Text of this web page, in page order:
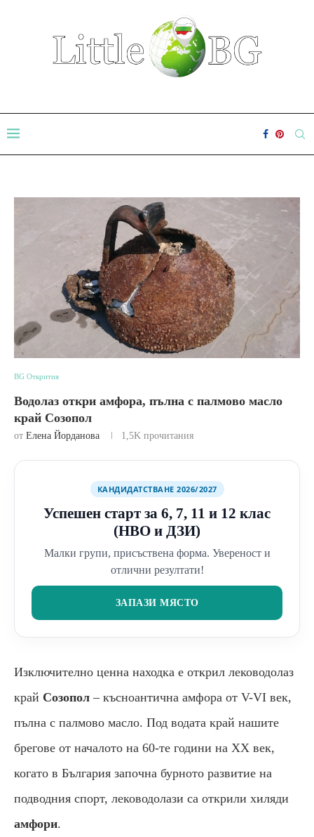
BG Открития
Водолаз откри амфора, пълна с палмово масло
край Созопол
от Елена Йорданова 1,5K прочитания
КАНДИДАТСТВАНЕ 2026/2027
Успешен старт за 6, 7, 11 и 12 клас
(НВО и ДЗИ)
Малки групи, присъствена форма. Увереност и
отлични резултати!
ЗАПАЗИ МЯСТО
Изключително ценна находка е открил леководолаз
край Созопол – късноантична амфора от V-VI век,
пълна с палмово масло. Под водата край нашите
брегове от началото на 60-те години на ХХ век,
когато в България започна бурното развитие на
подводния спорт, леководолази са открили хиляди
амфори.